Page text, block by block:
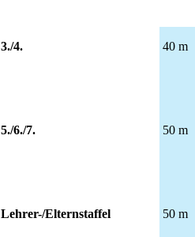
3./4. 40 m
5./6./7. 50 m
Lehrer-/Elternstaffel 50 m